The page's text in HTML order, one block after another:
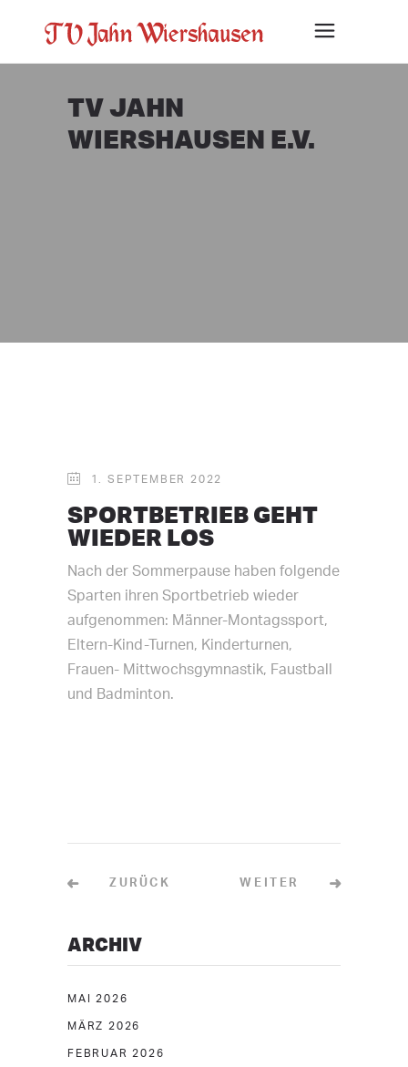
TV JAHN
WIERSHAUSEN E.V.
1. SEPTEMBER 2022
SPORTBETRIEB GEHT
WIEDER LOS
Nach der Sommerpause haben folgende
Sparten ihren Sportbetrieb wieder
aufgenommen: Männer-Montagssport,
Eltern-Kind-Turnen, Kinderturnen,
Frauen- Mittwochsgymnastik, Faustball
und Badminton.
ZURÜCK WEITER
ARCHIV
MAI 2026
MÄRZ 2026
FEBRUAR 2026